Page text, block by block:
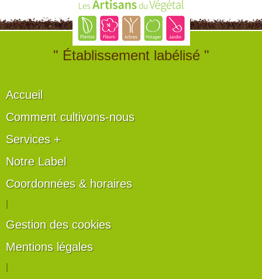
" Établissement labélisé "
Accueil
Comment cultivons-nous
Services +
Notre Label
Coordonnées & horaires
Gestion des cookies
Mentions légales